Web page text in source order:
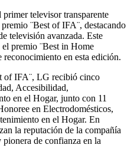
televisor transparente
¨Best of IFA¨, destacando
televisión avanzada. Este
premio ¨Best in Home
en esta edición.
of IFA¨, LG recibió cinco
Accesibilidad,
en el Hogar, junto con 11
en Electrodomésticos,
en el Hogar. En
la reputación de la compañía
de confianza en la